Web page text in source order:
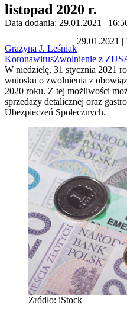
listopad 2020 r.
Data dodania: 29.01.2021 |
Grażyna J. Leśniak
29.01.2021 |
KoronawirusZwolnienie z ZUS
W niedzielę, 31 stycznia 2021
wniosku o zwolnienia z
2020 roku. Z tej możliwości
sprzedaży detalicznej oraz
Ubezpieczeń Społecznych.
Źródło: iStock